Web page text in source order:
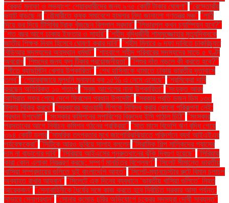
"রেকর্ড মুনাফা ও লভ্যাংশ: শেয়ারধারীদের জন্য ৯৭৫ কোটি টাকার ঘোষণা" "রেস্তোরাঁয়
ভ্যাট বাড়ছে না "রৌমারীতে কৃষক সমাবেশে হামলার নিন্দা জানালো গণতন্ত্র মঞ্চ" "লাঠি
দিয়ে ভর দিয়ে টিসিবির ট্রাক খুঁজছেন বিল্লাল সরদার" "লিভারপুল কখন চ্যাম্পিয়ন হবে?"
"শত বছর আগে ঢাকায় ইফতার ও সাহ্‌রি" "শহীদ বুদ্ধিজীবী শামসুজ্জোহার মৃত্যুদিবসকে
জাতীয় শিক্ষক দিবস হিসেবে ঘোষণা করার দাবি" "শহীদ মিনারে ৬ দফা দাবিতে চাকরিচ্যুত
বিডিআর সদস্যদের অবস্থান ধর্মঘট" "শাহবাগে শহীদ পরিবারের সদস্যদের সাড়ে ৫ ঘণ্টা
অবরোধ "শিশুদের জন্য ফ্লু টিকার প্রয়োজনীয়তা" "শিশুর দাঁত নড়লে কী করতে হবে?"
"শীতে ব্যাডমিন্টন খেলার উপকারিতা" "শেখ হাসিনাকে থামাতে ঢাকায় ভারতীয় দূতাবাসে
তলব" "শেয়ারবাজারে মূলধনি মুনাফার কর ১৫% এ নেমে এসেছে" "শ্রমিকেরা দাবি
করছেন অতিরিক্ত ১০ শতাংশ "সবুজ আপেলের নানা উপকারিতা" "সংযুক্ত আরব
আমিরাত সফর শেষে দেশে ফিরলেন প্রধান উপদেষ্টা" "সরকার প্রতি ডজন ডিম ১৩০
টাকায় বিক্রি করবে" "সরকারের আওয়ামী লীগকে নিষিদ্ধ করার কোনো পরিকল্পনা নেই:
প্রধান উপদেষ্টা" "সংস্কার কমিশনের সুপারিশের বিরুদ্ধে ইসি পাঠাল চিঠি" "সংস্কার
প্রস্তাবের আগে নির্বাচন কমিশন গঠনের প্রক্রিয়া" "সাত মাসে বিদেশি ঋণ বৃদ্ধি পেয়ে
৩৯৪ কোটি ডলার "সামরিক তৎপরতার মুখে জাপোরিঝঝিয়াতে পরিদর্শনে ব্যর্থ আইএইএর
পর্যবেক্ষকেরা" "সিটিকে আরও ডুবিয়ে সালাহ বললেন "সিরামিক শিল্প মালিকদের গ্যাসের
দাম না বাড়ানোর দাবি" "সিরিয়ায় আইএসের পুনরুত্থানের ঝুঁকি দ্বিগুণ হয়েছে" "সিরিয়ায়
কারা কোন এলাকা নিয়ন্ত্রণ করছে: সম্পূর্ণ মানচিত্র বিশ্লেষণ" "সিলেট সীমান্তে ভারতীয়
খাসিয়া সম্প্রদায়ের গুলিতে দুই বাংলাদেশি আহত" "সিলেট-ম্যানচেস্টার রুটে বিমান চলাচল
অব্যাহত রাখার আহ্বান" "সিলেটে এক দিনের ব্যবধানে ‘ভারতীয় খাসিয়া গু‌লিতে’ নিহত
আরেকজন" "সেনাবাহিনীকে ধৈর্যের সঙ্গে কাজ করতে হবে নির্বাচিত সরকার আসা পর্যন্ত:
সাভারে সেনাপ্রধান" "সোনার কমোড চুরির অভিযোগে চক্রের সদস্যরা দোষী সাব্যস্ত"